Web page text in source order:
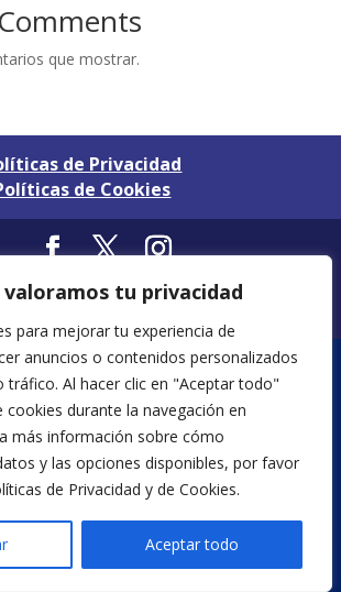
valoramos tu privacidad
para mejorar tu experiencia de
anuncios o contenidos personalizados
tráfico. Al hacer clic en "Aceptar todo"
cookies durante la navegación en
más información sobre cómo
y las opciones disponibles, por favor
de Privacidad y de Cookies.
Aceptar todo
que mostrar.
de Privacidad
de Cookies
ArtSIX® / Todos los Derechos
Reservados 2026©